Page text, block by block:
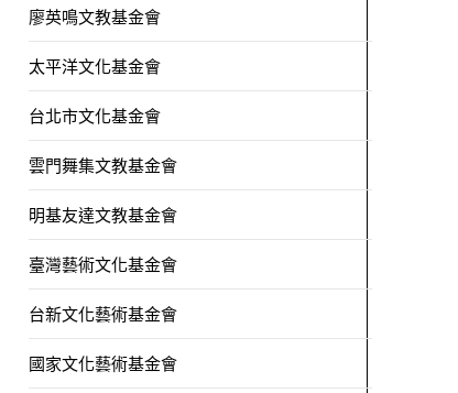
廖英鳴文教基金會
太平洋文化基金會
台北市文化基金會
雲門舞集文教基金會
明基友達文教基金會
臺灣藝術文化基金會
台新文化藝術基金會
國家文化藝術基金會